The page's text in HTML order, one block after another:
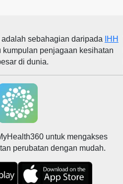
adalah sebahagian daripada
IHH
kumpulan penjagaan kesihatan
di dunia.
untuk mengakses
perubatan dengan mudah.